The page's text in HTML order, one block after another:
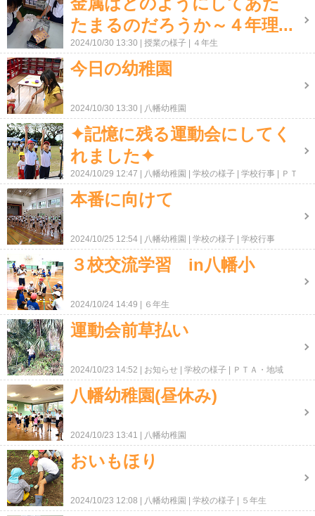
たまるのだろうか～４年理...
2024/10/30 13:30 授業の様子 ４年生
今日の幼稚園
2024/10/30 13:30 八幡幼稚園
✦記憶に残る運動会にしてく
れました✦
2024/10/29 12:47 八幡幼稚園 学校の様子 学校行事
ＰＴ
Ａ・地域
本番に向けて
2024/10/25 12:54 八幡幼稚園 学校の様子 学校行事
３校交流学習 in八幡小
2024/10/24 14:49 ６年生
運動会前草払い
2024/10/23 14:52 お知らせ 学校の様子 ＰＴＡ・地域
八幡幼稚園(昼休み)
2024/10/23 13:41 八幡幼稚園
おいもほり
2024/10/23 12:08 八幡幼稚園 学校の様子 ５年生